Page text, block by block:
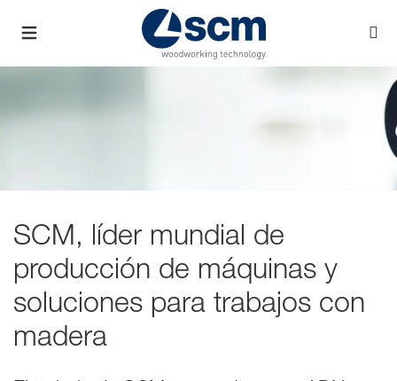
SCM, líder mundial de
producción de máquinas y
soluciones para trabajos con
madera